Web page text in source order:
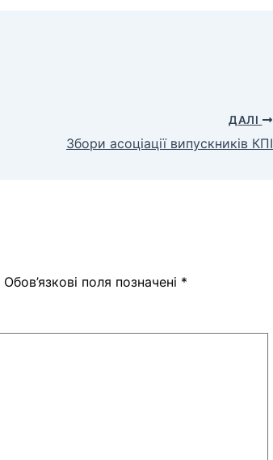
ДАЛІ
Збори асоціації випускників КПІ
Обов’язкові поля позначені *